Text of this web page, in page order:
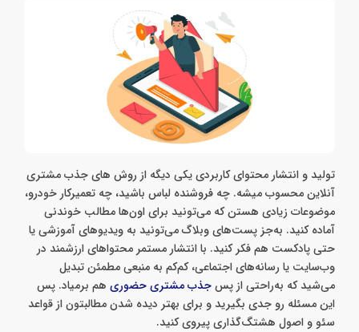
تولید و انتشار محتوای کاربردی یکی دیگه از روش های جذب مشتری
آنلاین محسوب میشه. چه فروشنده لباس باشید، چه تعمیرکار خودرو،
موضوعات زیادی هستن که می‌تونید برای اون‌ها مطالب خوندنی
آماده کنید. به‌جز پست‌های وبلاگ می‌تونید به ویدیوهای آموزشی یا
حتی پادکست هم فکر کنید. با انتشار مستمر محتواهای ارزشمند در
وب‌سایت یا رسانه‌های اجتماعی، کم‌کم به منبعی مطمئن تبدیل
می‌شید که به‌راحتی از پسجذب مشتری حضوری هم برمیاد. پس
این مسئله رو جدی بگیرید و برای بهتر دیده شدن مطالبتون از قواعد
سئو و اصول هشتگ‌گذاری پیروی کنید.